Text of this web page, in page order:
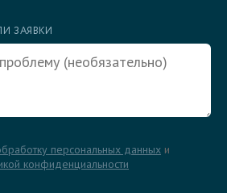
ЗАЯВКИ
персональных данных и
конфиденциальности